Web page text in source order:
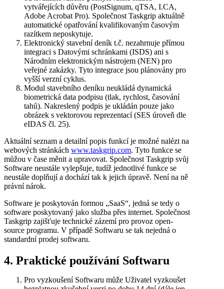
vytvářejících důvěru (PostSignum, qTSA, I.CA,
Adobe Acrobat Pro). Společnost Taskgrip aktuálně
automatické opatřování kvalifikovaným časovým
razítkem neposkytuje.
Elektronický stavební deník t.č. nezahrnuje přímou
integraci s Datovými schránkami (ISDS) ani s
Národním elektronickým nástrojem (NEN) pro
veřejné zakázky. Tyto integrace jsou plánovány pro
vyšší verzní cyklus.
Modul stavebního deníku neukládá dynamická
biometrická data podpisu (tlak, rychlost, časování
tahů). Nakreslený podpis je ukládán pouze jako
obrázek s vektorovou reprezentací (SES úroveň dle
eIDAS čl. 25).
Aktuální seznam a detailní popis funkcí je možné nalézt na
webových stránkách www.taskgrip.com. Tyto funkce se
můžou v čase měnit a upravovat. Společnost Taskgrip svůj
Software neustále vylepšuje, tudíž jednotlivé funkce se
neustále doplňují a dochází tak k jejich úpravě. Není na ně
právní nárok.
Software je poskytován formou „SaaS“, jedná se tedy o
software poskytovaný jako služba přes internet. Společnost
Taskgrip zajišťuje technické zázemí pro provoz open-
source programu. V případě Softwaru se tak nejedná o
standardní prodej softwaru.
4. Praktické používání Softwaru
Pro vyzkoušení Softwaru může Uživatel vyzkoušet